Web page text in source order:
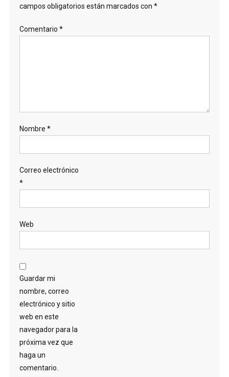
campos obligatorios están marcados con *
Comentario *
Nombre *
Correo electrónico
*
Web
Guardar mi
nombre, correo
electrónico y sitio
web en este
navegador para la
próxima vez que
haga un
comentario.